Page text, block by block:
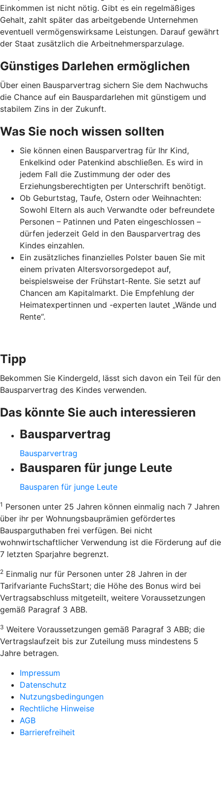
Einkommen ist nicht nötig. Gibt es ein regelmäßiges
Gehalt, zahlt später das arbeitgebende Unternehmen
eventuell vermögenswirksame Leistungen. Darauf gewährt
der Staat zusätzlich die Arbeitnehmer­spar­zulage.
Günstiges Darlehen ermöglichen
Über einen Bausparvertrag sichern Sie dem Nachwuchs
die Chance auf ein Bauspardarlehen mit günstigem und
stabilem Zins in der Zukunft.
Was Sie noch wissen sollten
Sie können einen Bausparvertrag für Ihr Kind,
Enkelkind oder Patenkind abschließen. Es wird in
jedem Fall die Zustimmung der oder des
Erziehungsberechtigten per Unterschrift benötigt.
Ob Geburtstag, Taufe, Ostern oder Weihnachten:
Sowohl Eltern als auch Verwandte oder befreundete
Personen – Patinnen und Paten eingeschlossen –
dürfen jederzeit Geld in den Bausparvertrag des
Kindes einzahlen.
Ein zusätzliches finanzielles Polster bauen Sie mit
einem privaten Altersvorsorgedepot auf,
beispielsweise der Frühstart-Rente. Sie setzt auf
Chancen am Kapitalmarkt. Die Empfehlung der
Heimatexpertinnen und -experten lautet „Wände und
Rente“.
Tipp
Bekommen Sie Kindergeld, lässt sich davon ein Teil für den
Bausparvertrag des Kindes verwenden.
Das könnte Sie auch interessieren
Bausparvertrag
Bausparvertrag
Bausparen für junge Leute
Bausparen für junge Leute
1 Personen unter 25 Jahren können einmalig nach 7 Jahren
über ihr per Wohnungsbauprämien gefördertes
Bausparguthaben frei verfügen. Bei nicht
wohnwirtschaftlicher Verwendung ist die Förderung auf die
7 letzten Sparjahre begrenzt.
2 Einmalig nur für Personen unter 28 Jahren in der
Tarifvariante FuchsStart; die Höhe des Bonus wird bei
Vertragsabschluss mitgeteilt, weitere Voraussetzungen
gemäß Paragraf 3 ABB.
3 Weitere Voraussetzungen gemäß Paragraf 3 ABB; die
Vertragslaufzeit bis zur Zuteilung muss mindestens 5
Jahre betragen.
Impressum
Datenschutz
Nutzungsbedingungen
Rechtliche Hinweise
AGB
Barrierefreiheit